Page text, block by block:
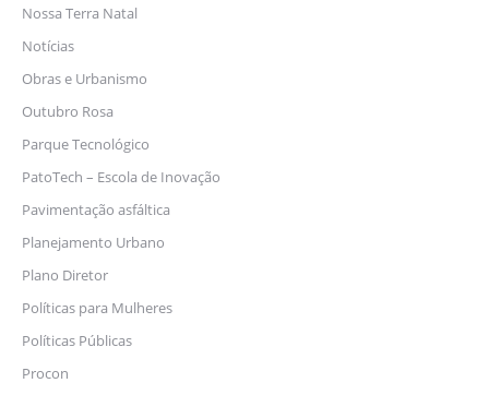
Nossa Terra Natal
Notícias
Obras e Urbanismo
Outubro Rosa
Parque Tecnológico
PatoTech – Escola de Inovação
Pavimentação asfáltica
Planejamento Urbano
Plano Diretor
Políticas para Mulheres
Políticas Públicas
Procon